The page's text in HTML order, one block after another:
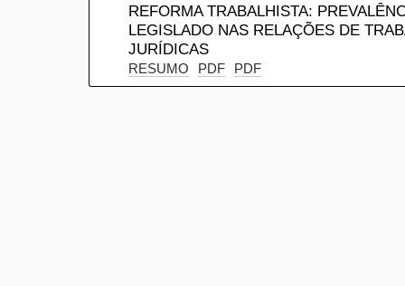
REFORMA TRABALHISTA:
LEGISLADO NAS RELAÇÕES DE
JURÍDICAS
RESUMO PDF PDF